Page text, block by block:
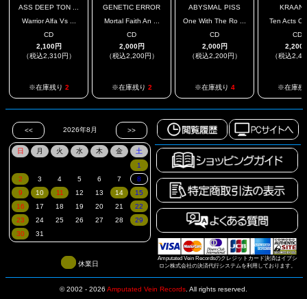
ASS DEEP TON ...
Warrior Alfa Vs ...
CD
2,100円
（税込2,310円）
※在庫残り 2
GENETIC ERROR
Mortal Faith An ...
CD
2,000円
（税込2,200円）
※在庫残り 2
ABYSMAL PISS
One With The Ro ...
CD
2,000円
（税込2,200円）
※在庫残り 4
Ten Acts
CD
2,200
（税込
※在庫残
Amputated Vein Recordsのクレジットカード決済はイプシ
ロン株式会社の決済代行システムを利用しております。
休業日
© 2002 - 2026 Amputated Vein Records All rights reserved.